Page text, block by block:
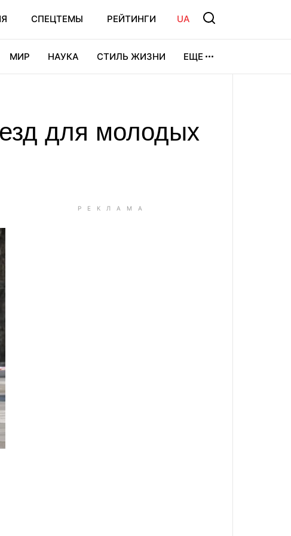
СПЕЦТЕМЫ РЕЙТИНГИ UA
МИР НАУКА СТИЛЬ ЖИЗНИ ЕЩЕ
для молодых